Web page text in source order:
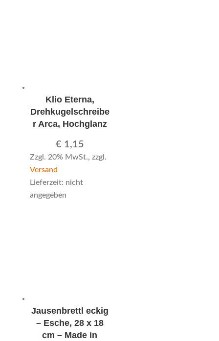
Klio Eterna,
Drehkugelschreibe
r Arca, Hochglanz
€ 1,15
Zzgl. 20% MwSt., zzgl.
Versand
Lieferzeit: nicht
angegeben
Jausenbrettl eckig
– Esche, 28 x 18
cm – Made in